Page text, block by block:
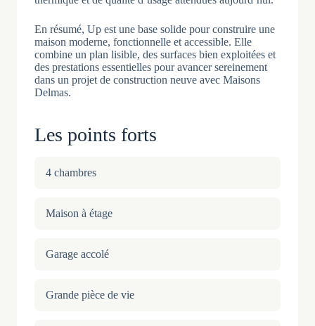
En résumé, Up est une base solide pour construire une
maison moderne, fonctionnelle et accessible. Elle
combine un plan lisible, des surfaces bien exploitées et
des prestations essentielles pour avancer sereinement
dans un projet de construction neuve avec Maisons
Delmas.
Les points forts
4 chambres
Maison à étage
Garage accolé
Grande pièce de vie